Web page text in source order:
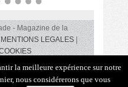
- Magazine de la
MENTIONS LEGALES |
insolites, des lieux,
gourmandes, des
la meilleure expérience sur notre
nous considérerons que vous